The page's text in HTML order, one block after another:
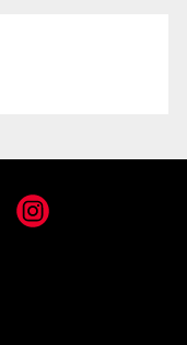
Instagram